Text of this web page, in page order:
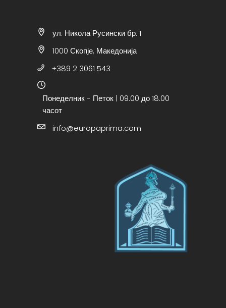
ул. Никола Русински бр. 1
1000 Скопје, Македонија
+389 2 3061 543
Понеделник - Петок | 09.00 до 18.00
часот
info@europaprima.com